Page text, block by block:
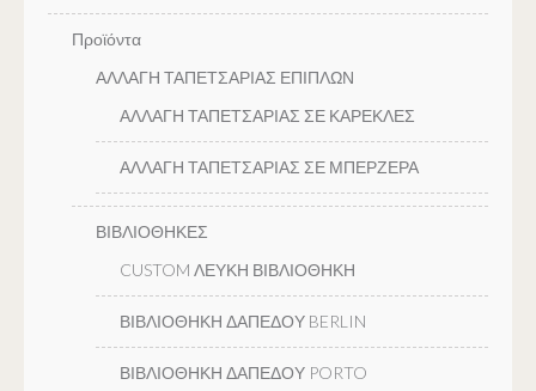
Προϊόντα
ΑΛΛΑΓΗ ΤΑΠΕΤΣΑΡΙΑΣ ΕΠΙΠΛΩΝ
ΑΛΛΑΓΗ ΤΑΠΕΤΣΑΡΙΑΣ ΣΕ ΚΑΡΕΚΛΕΣ
ΑΛΛΑΓΗ ΤΑΠΕΤΣΑΡΙΑΣ ΣΕ ΜΠΕΡΖΕΡΑ
ΒΙΒΛΙΟΘΗΚΕΣ
CUSTOM ΛΕΥΚΗ ΒΙΒΛΙΟΘΗΚΗ
ΒΙΒΛΙΟΘΗΚΗ ΔΑΠΕΔΟΥ BERLIN
ΒΙΒΛΙΟΘΗΚΗ ΔΑΠΕΔΟΥ PORTO